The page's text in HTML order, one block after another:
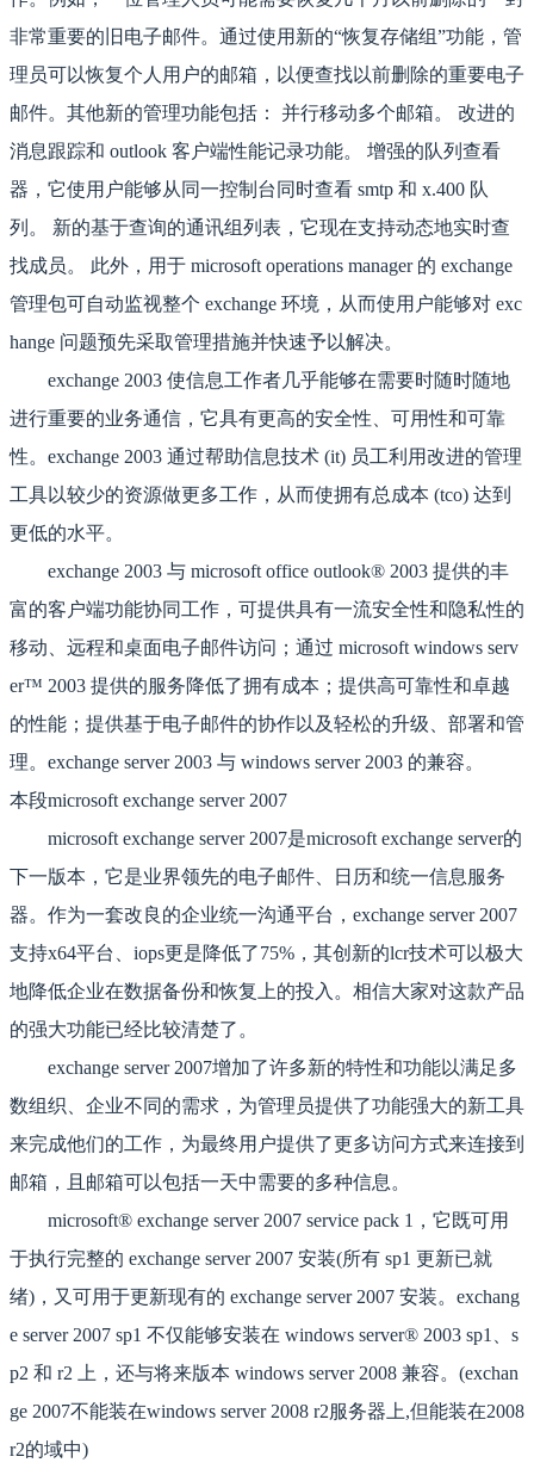
非常重要的旧电子邮件。通过使用新的“恢复存储组”功能，管
理员可以恢复个人用户的邮箱，以便查找以前删除的重要电子
邮件。其他新的管理功能包括： 并行移动多个邮箱。 改进的
消息跟踪和 outlook 客户端性能记录功能。 增强的队列查看
器，它使用户能够从同一控制台同时查看 smtp 和 x.400 队
列。 新的基于查询的通讯组列表，它现在支持动态地实时查
找成员。 此外，用于 microsoft operations manager 的 exchange
管理包可自动监视整个 exchange 环境，从而使用户能够对 exc
hange 问题预先采取管理措施并快速予以解决。
exchange 2003 使信息工作者几乎能够在需要时随时随地
进行重要的业务通信，它具有更高的安全性、可用性和可靠
性。exchange 2003 通过帮助信息技术 (it) 员工利用改进的管理
工具以较少的资源做更多工作，从而使拥有总成本 (tco) 达到
更低的水平。
exchange 2003 与 microsoft office outlook® 2003 提供的丰
富的客户端功能协同工作，可提供具有一流安全性和隐私性的
移动、远程和桌面电子邮件访问；通过 microsoft windows serv
er™ 2003 提供的服务降低了拥有成本；提供高可靠性和卓越
的性能；提供基于电子邮件的协作以及轻松的升级、部署和管
理。exchange server 2003 与 windows server 2003 的兼容。
本段microsoft exchange server 2007
microsoft exchange server 2007是microsoft exchange server的
下一版本，它是业界领先的电子邮件、日历和统一信息服务
器。作为一套改良的企业统一沟通平台，exchange server 2007
支持x64平台、iops更是降低了75%，其创新的lcr技术可以极大
地降低企业在数据备份和恢复上的投入。相信大家对这款产品
的强大功能已经比较清楚了。
exchange server 2007增加了许多新的特性和功能以满足多
数组织、企业不同的需求，为管理员提供了功能强大的新工具
来完成他们的工作，为最终用户提供了更多访问方式来连接到
邮箱，且邮箱可以包括一天中需要的多种信息。
microsoft® exchange server 2007 service pack 1，它既可用
于执行完整的 exchange server 2007 安装(所有 sp1 更新已就
绪)，又可用于更新现有的 exchange server 2007 安装。exchang
e server 2007 sp1 不仅能够安装在 windows server® 2003 sp1、s
p2 和 r2 上，还与将来版本 windows server 2008 兼容。(exchan
ge 2007不能装在windows server 2008 r2服务器上,但能装在2008
r2的域中)